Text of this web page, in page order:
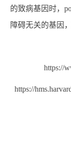
的致病基因时，
障碍无关的基因
https://
https://